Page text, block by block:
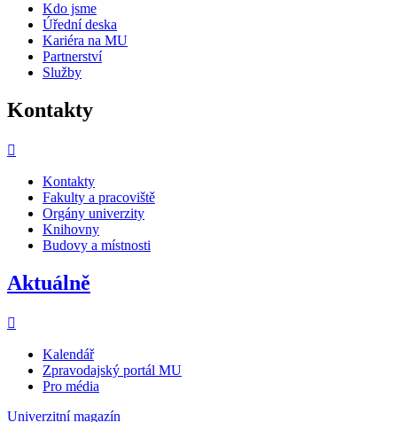
Kdo jsme
Úřední deska
Kariéra na MU
Partnerství
Služby
Kontakty
Kontakty
Fakulty a pracoviště
Orgány univerzity
Knihovny
Budovy a místnosti
Aktuálně
Kalendář
Zpravodajský portál MU
Pro média
Univerzitní magazín